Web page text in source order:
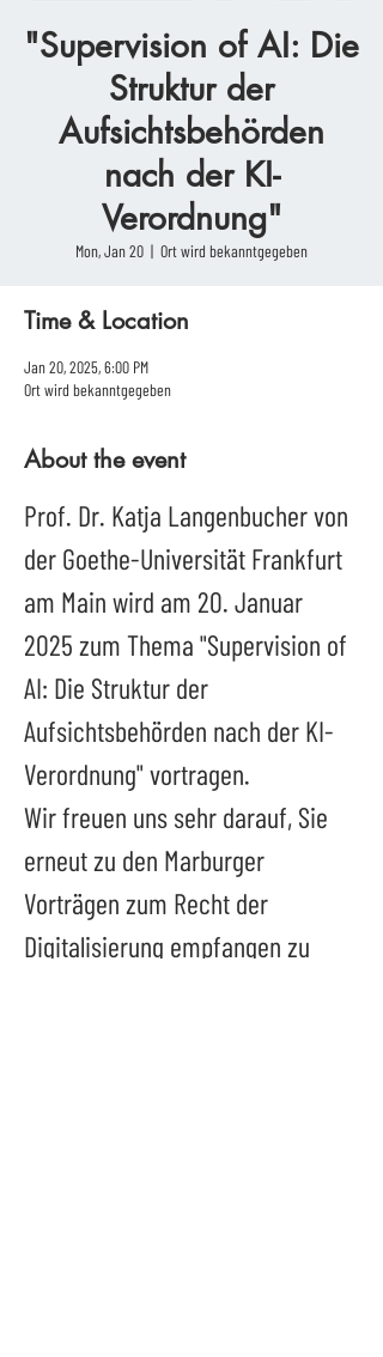
"Supervision of AI: Die
Struktur der
Aufsichtsbehörden
nach der KI-
Verordnung"
Mon, Jan 20
  |
Ort wird bekanntgegeben
Time & Location
Jan 20, 2025, 6:00 PM
Ort wird bekanntgegeben
About the event
Prof. Dr. Katja Langenbucher von
der Goethe-Universität Frankfurt
am Main wird am 20. Januar
2025 zum Thema "Supervision of
AI: Die Struktur der
Aufsichtsbehörden nach der KI-
Verordnung" vortragen.
Wir freuen uns sehr darauf, Sie
erneut zu den Marburger
Vorträgen zum Recht der
Digitalisierung empfangen zu